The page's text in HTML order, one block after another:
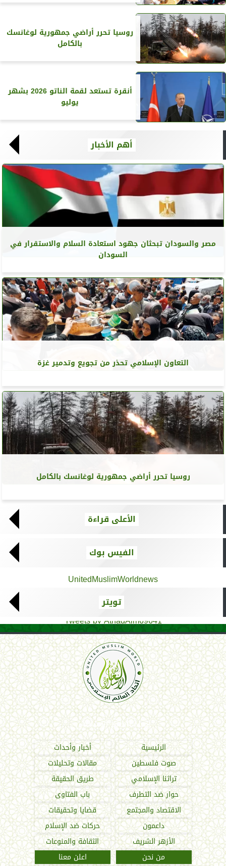
روسيا تحرر أراضي جمهورية لوغانسك
بالكامل
أنقرة تستعد لقمة الناتو 2026 بشهر
يوليو
أهم الأخبار
مصر والسودان تبحثان جهود استعادة السلام والاستقرار في
السودان
التعاون الإسلامي تحذر من تجويع وتدمير غزة
روسيا تحرر أراضي جمهورية لوغانسك بالكامل
الأعلى قراءة
الفيس بوك
UnitedMuslimWorldnews
تويتر
Tweets by AthadAlm69641
اتحاد العالم الإسلامي
الرئيسية
أخبار وأحداث
صوت فلسطين
مقالات وتحليلات
تراثنا الإسلامي
طريق الحقيقة
حوار ضد التطرف
باب الفتاوى
الاقتصاد والمجتمع
قضايا وتحقيقات
داعمون
حركات ضد الإسلام
الأزهر الشريف
الثقافة والمنوعات
من نحن
اعلن معنا